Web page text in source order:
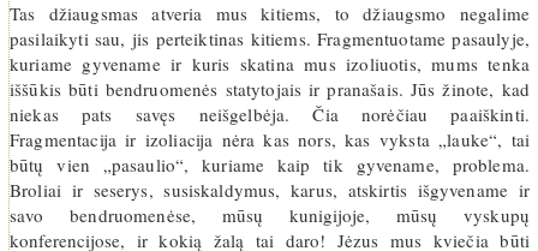
Tas džiaugsmas atveria mus kitiems, to džiaugsmo negalime
pasilaikyti sau, jis perteiktinas kitiems. Fragmentuotame pasaulyje,
kuriame gyvename ir kuris skatina mus izoliuotis, mums tenka
iššūkis būti bendruomenės statytojais ir pranašais. Jūs žinote, kad
niekas pats savęs neišgelbėja. Čia norėčiau paaiškinti.
Fragmentacija ir izoliacija nėra kas nors, kas vyksta „lauke“, tai
būtų vien „pasaulio“, kuriame kaip tik gyvename, problema.
Broliai ir seserys, susiskaldymus, karus, atskirtis išgyvename ir
savo bendruomenėse, mūsų kunigijoje, mūsų vyskupų
konferencijose, ir kokią žalą tai daro! Jėzus mus kviečia būti